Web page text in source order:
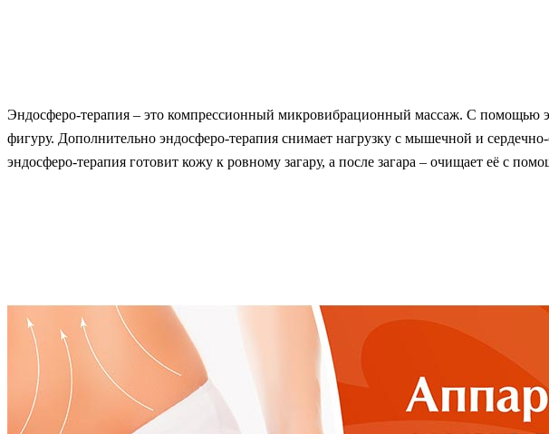
Эндосферо-терапия – это компрессионный микровибрационный массаж. С помощью
фигуру. Дополнительно эндосферо-терапия снимает нагрузку с мышечной и
эндосферо-терапия готовит кожу к ровному загару, а после загара – очищает её с